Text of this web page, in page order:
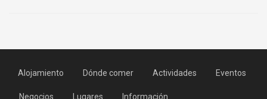
Alojamiento Dónde comer Actividades Eventos
Negocios Lugares Información